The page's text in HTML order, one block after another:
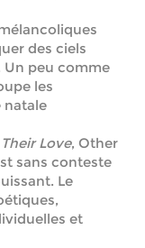
des ciels
Un peu comme
les
natale
Love, Other
sans conteste
Le
et